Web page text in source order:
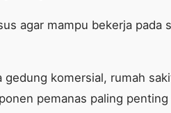
agar mampu bekerja
komersial, rumah
pemanas paling